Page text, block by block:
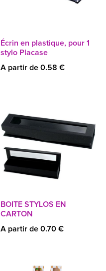
Écrin en plastique, pour 1
stylo Placase
A partir de 0.58 €
BOITE STYLOS EN
CARTON
A partir de 0.70 €